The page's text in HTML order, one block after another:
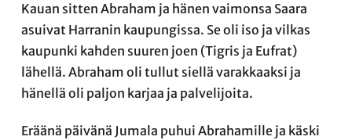
Kauan sitten Abraham ja hänen vaimonsa Saara
asuivat Harranin kaupungissa. Se oli iso ja vilkas
kaupunki kahden suuren joen (Tigris ja Eufrat)
lähellä. Abraham oli tullut siellä varakkaaksi ja
hänellä oli paljon karjaa ja palvelijoita.
Eräänä päivänä Jumala puhui Abrahamille ja käski